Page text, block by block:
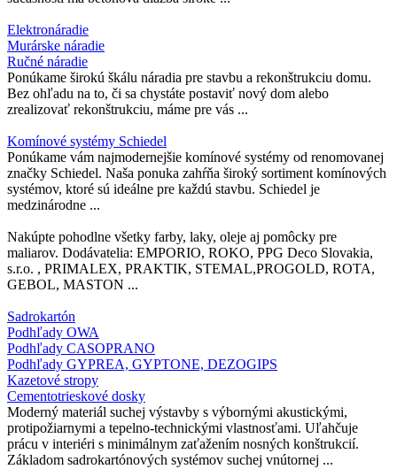
Elektronáradie
Murárske náradie
Ručné náradie
Ponúkame širokú škálu náradia pre stavbu a rekonštrukciu domu.
Bez ohľadu na to, či sa chystáte postaviť nový dom alebo
zrealizovať rekonštrukciu, máme pre vás ...
Komínové systémy Schiedel
Ponúkame vám najmodernejšie komínové systémy od renomovanej
značky Schiedel. Naša ponuka zahŕňa široký sortiment komínových
systémov, ktoré sú ideálne pre každú stavbu. Schiedel je
medzinárodne ...
Nakúpte pohodlne všetky farby, laky, oleje aj pomôcky pre
maliarov. Dodávatelia: EMPORIO, ROKO, PPG Deco Slovakia,
s.r.o. , PRIMALEX, PRAKTIK, STEMAL,PROGOLD, ROTA,
GEBOL, MASTON ...
Sadrokartón
Podhľady OWA
Podhľady CASOPRANO
Podhľady GYPREA, GYPTONE, DEZOGIPS
Kazetové stropy
Cementotrieskové dosky
Moderný materiál suchej výstavby s výbornými akustickými,
protipožiarnymi a tepelno-technickými vlastnosťami. Uľahčuje
prácu v interiéri s minimálnym zaťažením nosných konštrukcií.
Základom sadrokartónových systémov suchej vnútornej ...